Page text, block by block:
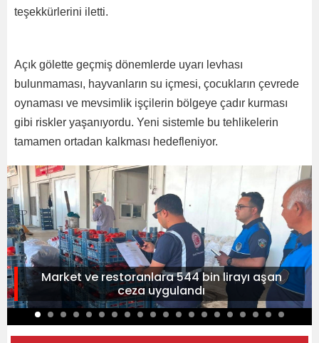
teşekkürlerini iletti.
Açık gölette geçmiş dönemlerde uyarı levhası
bulunmaması, hayvanların su içmesi, çocukların çevrede
oynaması ve mevsimlik işçilerin bölgeye çadır kurması
gibi riskler yaşanıyordu. Yeni sistemle bu tehlikelerin
tamamen ortadan kalkması hedefleniyor.
Market ve restoranlara 544 bin lirayı aşan
ceza uygulandı